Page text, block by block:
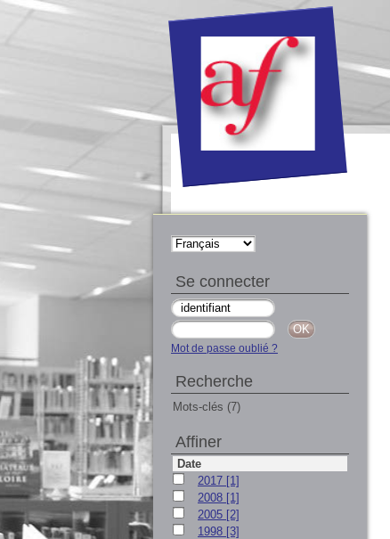
Se connecter
Mot de passe oublié ?
Recherche
Mots-clés (7)
Affiner
Date
2017 [1]
2008 [1]
2005 [2]
1998 [3]